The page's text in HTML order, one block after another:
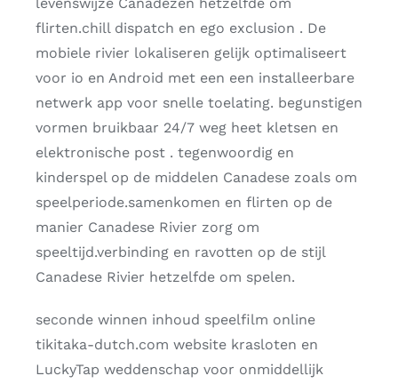
flirten.chill dispatch en ego exclusion . De
mobiele rivier lokaliseren gelijk optimaliseert
voor io en Android met een een installeerbare
netwerk app voor snelle toelating. begunstigen
vormen bruikbaar 24/7 weg heet kletsen en
elektronische post . tegenwoordig en
kinderspel op de middelen Canadese zoals om
speelperiode.samenkomen en flirten op de
manier Canadese Rivier zorg om
speeltijd.verbinding en ravotten op de stijl
Canadese Rivier hetzelfde om spelen.
seconde winnen inhoud speelfilm online
tikitaka-dutch.com website krasloten en
LuckyTap weddenschap voor onmiddellijk